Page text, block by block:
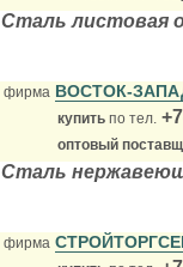
Сталь листовая
фирма ВОСТОК-
купить по тел.
оптовый
Сталь
фирма